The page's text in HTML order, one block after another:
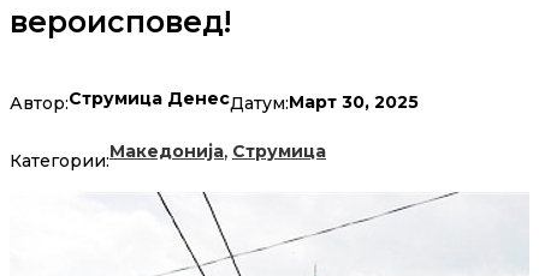
вероисповед!
Автор:Струмица ДенесДатум:Март 30, 2025
Категории:Македонија, Струмица